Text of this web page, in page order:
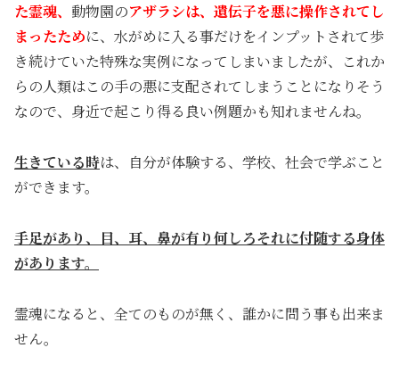
た霊魂、 動物園のアザラシは、遺伝子を悪に操作されてし
まったために、水がめに入る事だけをインプットされて歩
き続けていた特殊な実例になってしまいましたが、これか
らの人類はこの手の悪に支配されてしまうことになりそう
なので、身近で起こり得る良い例題かも知れませんね。
生きている時は、自分が体験する、学校、社会で学ぶこと
ができます。
手足があり、目、耳、鼻が有り何しろそれに付随する身体
があります。
霊魂になると、全てのものが無く、誰かに問う事も出来ま
せん。